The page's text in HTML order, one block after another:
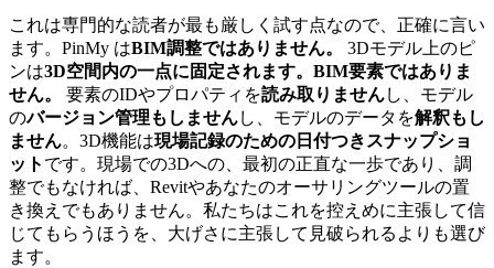
これは専門的な読者が最も厳しく試す点なので、正確に言い
ます。PinMy はBIM調整ではありません。
3Dモデル上のピ
ンは3D空間内の一点に固定されます。BIM要素ではありま
せん。
要素のIDやプロパティを読み取りませんし、モデル
のバージョン管理もしませんし、モデルのデータを解釈もし
ません。3D機能は現場記録のための日付つきスナップショ
ット です。現場での3Dへの、最初の正直な一歩であり、調
整でもなければ、Revitやあなたのオーサリングツールの置
き換えでもありません。私たちはこれを控えめに主張して信
じてもらうほうを、大げさに主張して見破られるよりも選び
ます。